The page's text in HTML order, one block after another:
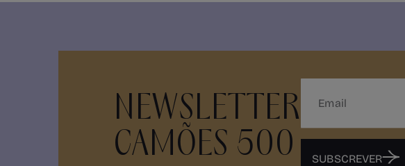
NEWSLETTER
CAMÕES 500
SUBSCREVER